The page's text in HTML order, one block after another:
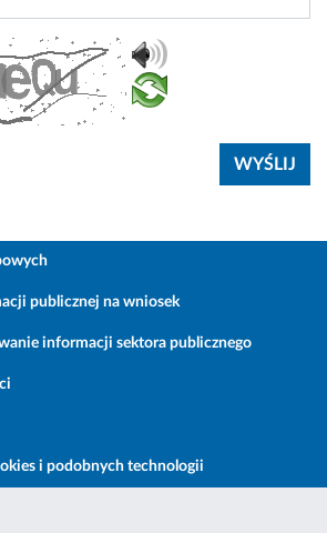
publicznej na wniosek
informacji sektora publicznego
i podobnych technologii